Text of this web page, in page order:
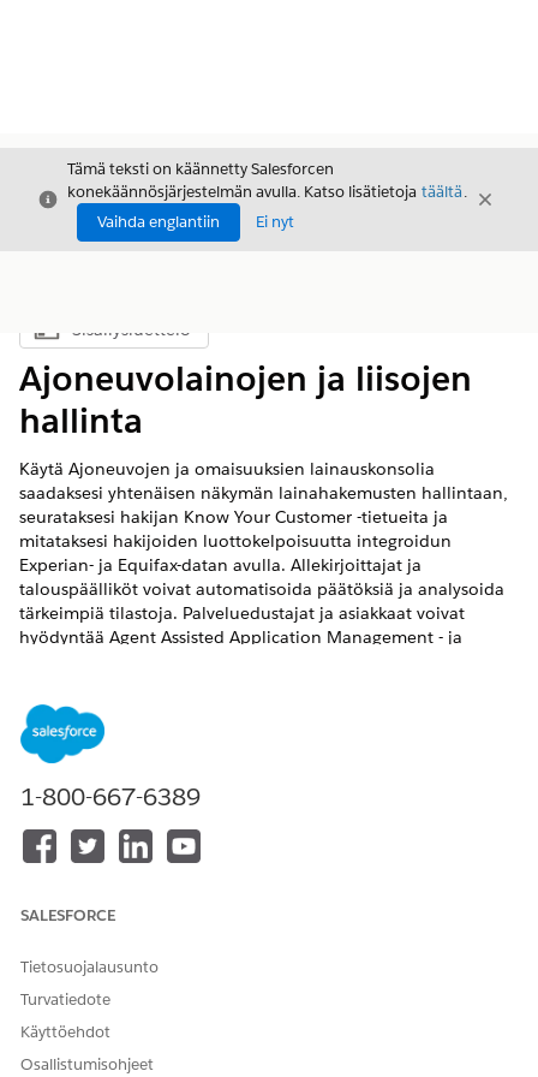
Sulje
Tämä teksti on käännetty Salesforcen
konekäännösjärjestelmän avulla. Katso lisätietoja täältä.
Vaihda englantiin
Ei nyt
Sulje
Näytä sisällysluettelo
Sisällysluettelo
Ajoneuvolainojen ja liisojen
hallinta
Käytä Ajoneuvojen ja omaisuuksien lainauskonsolia
saadaksesi yhtenäisen näkymän lainahakemusten hallintaan,
seurataksesi hakijan Know Your Customer -tietueita ja
mitataksesi hakijoiden luottokelpoisuutta integroidun
Experian- ja Equifax-datan avulla. Allekirjoittajat ja
talouspäälliköt voivat automatisoida päätöksiä ja analysoida
tärkeimpiä tilastoja. Palveluedustajat ja asiakkaat voivat
hyödyntää Agent Assisted Application Management - ja
kulkuja ja yhtenäistetty katalogi virtaviivaistaa
palveluprosesseja ja varmistaa reilun luotonannon
säännösten noudattamisen.
VAADITUT VERSIOT
Käytettävissä:Enterprise Edition
Avainhenkilöiden roolit ja vastuut Automotive Finance -
Tutustu keskeisiin henkilöihin, jotka osallistuvat
autovuokrausprosessiin, ja ymmärrä heidän
vastuualueensa ja miten he vuorovaikuttavat sovelluksen
1-800-667-6389
SALESFORCE
Tietosuojalausunto
Turvatiedote
Käyttöehdot
Osallistumisohjeet